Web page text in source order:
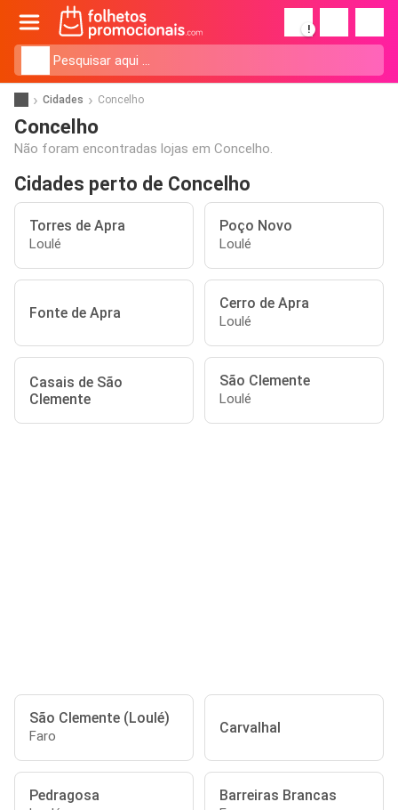
!
Cidades Concelho
Concelho
Não foram encontradas lojas em Concelho.
Cidades perto de Concelho
Torres de Apra
Loulé
Poço Novo
Loulé
Fonte de Apra
Cerro de Apra
Loulé
Casais de São
Clemente
São Clemente
Loulé
São Clemente (Loulé)
Faro Carvalhal
Pedragosa Barreiras Brancas